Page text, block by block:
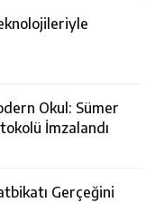
Okul: Sümer
İmzalandı
Gerçeğini